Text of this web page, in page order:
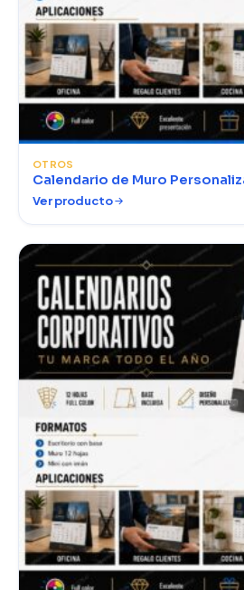
OTROS
Calendario de Muro
Ver producto